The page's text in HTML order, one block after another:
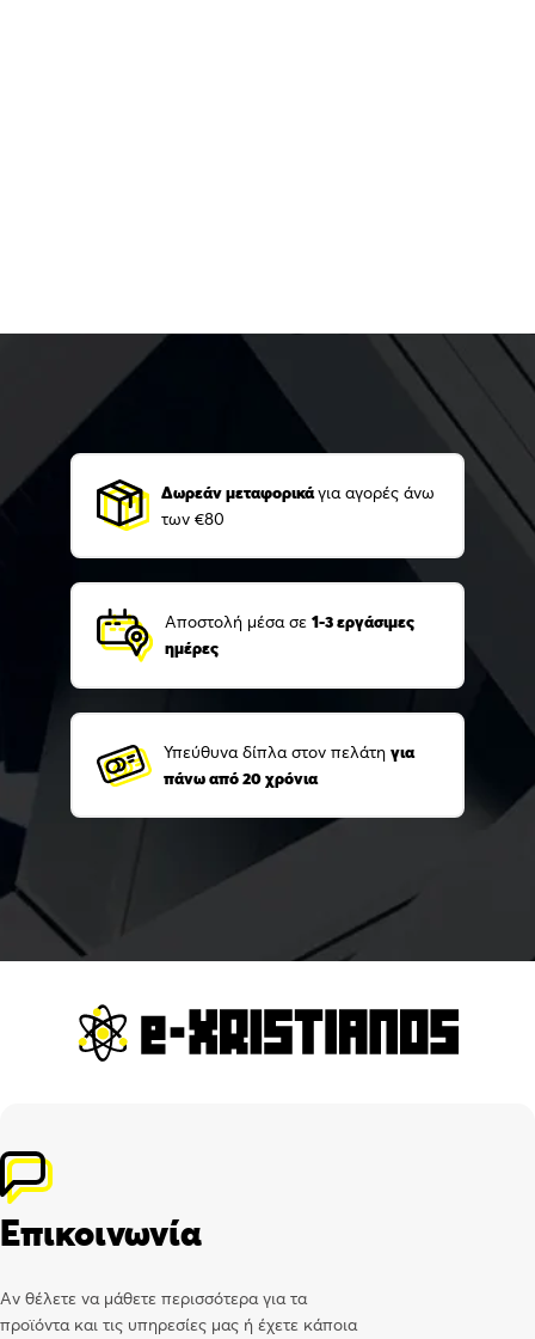
Δωρεάν μεταφορικάγια αγορές άνω
των €80
Αποστολή μέσα σε 1-3 εργάσιμες
ημέρες
Υπεύθυνα δίπλα στον πελάτη για
πάνω από 20 χρόνια
Επικοινωνία
Αν θέλετε να μάθετε περισσότερα για τα
προϊόντα και τις υπηρεσίες μας ή έχετε κάποια